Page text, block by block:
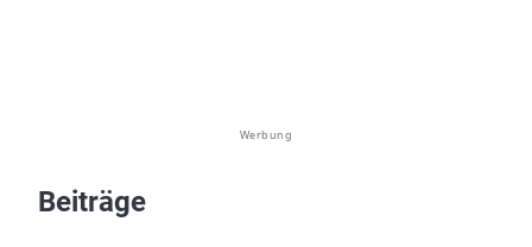
Werbung
Beiträge